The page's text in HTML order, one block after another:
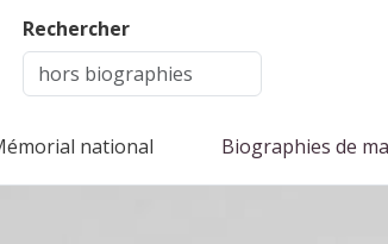
Rechercher
national Biographies de